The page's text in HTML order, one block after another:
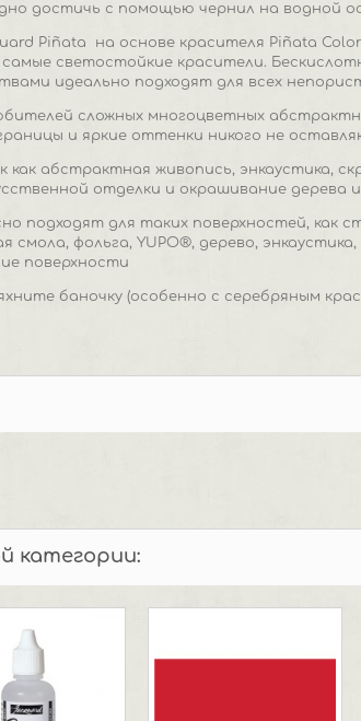
достичь с помощью чернил на водной
Piñata
на основе красителя Piñata
светостойкие красители.
идеально подходят для всех
сложных многоцветных
и яркие оттенки никого не
как абстрактная живопись, энкаустика,
отделки и окрашивание дерева и
подходят для таких поверхностей, как
смола, фольга, YUPO®, дерево,
поверхности
баночку (особенно с серебряным
категории: